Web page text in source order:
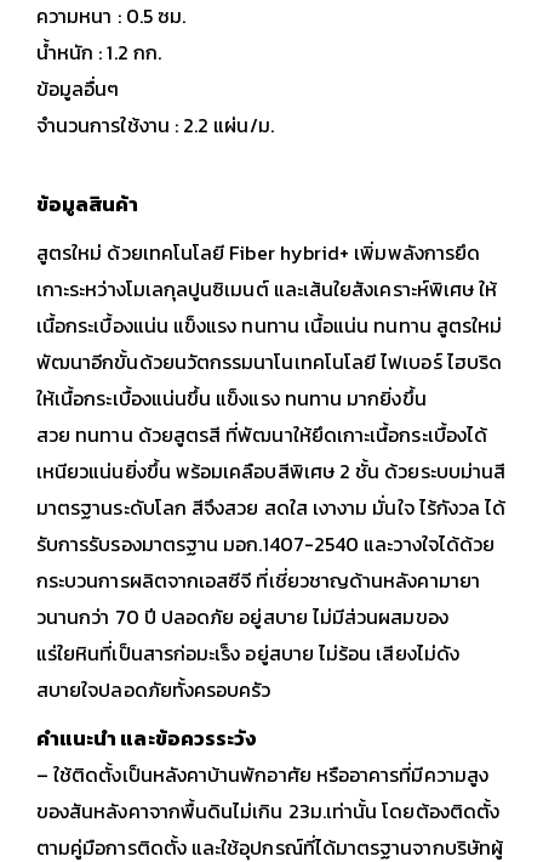
ความหนา : 0.5 ซม.
น้ำหนัก : 1.2 กก.
ข้อมูลอื่นๆ
จำนวนการใช้งาน : 2.2 แผ่น/ม.
ข้อมูลสินค้า
สูตรใหม่ ด้วยเทคโนโลยี Fiber hybrid+ เพิ่มพลังการยึด
เกาะระหว่างโมเลกุลปูนซิเมนต์ และเส้นใยสังเคราะห์พิเศษ ให้
เนื้อกระเบื้องแน่น แข็งแรง ทนทาน เนื้อแน่น ทนทาน สูตรใหม่
พัฒนาอีกขั้นด้วยนวัตกรรมนาโนเทคโนโลยี ไฟเบอร์ ไฮบริด
ให้เนื้อกระเบื้องแน่นขึ้น แข็งแรง ทนทาน มากยิ่งขึ้น
สวย ทนทาน ด้วยสูตรสี ที่พัฒนาให้ยึดเกาะเนื้อกระเบื้องได้
เหนียวแน่นยิ่งขึ้น พร้อมเคลือบสีพิเศษ 2 ชั้น ด้วยระบบม่านสี
มาตรฐานระดับโลก สีจึงสวย สดใส เงางาม มั่นใจ ไร้กังวล ได้
รับการรับรองมาตรฐาน มอก.1407-2540 และวางใจได้ด้วย
กระบวนการผลิตจากเอสซีจี ที่เชี่ยวชาญด้านหลังคามายา
วนานกว่า 70 ปี ปลอดภัย อยู่สบาย ไม่มีส่วนผสมของ
แร่ใยหินที่เป็นสารก่อมะเร็ง อยู่สบาย ไม่ร้อน เสียงไม่ดัง
สบายใจปลอดภัยทั้งครอบครัว
คำแนะนำ และข้อควรระวัง
– ใช้ติดตั้งเป็นหลังคาบ้านพักอาศัย หรืออาคารที่มีความสูง
ของสันหลังคาจากพื้นดินไม่เกิน 23ม.เท่านั้น โดยต้องติดตั้ง
ตามคู่มือการติดตั้ง และใช้อุปกรณ์ที่ได้มาตรฐานจากบริษัทผู้